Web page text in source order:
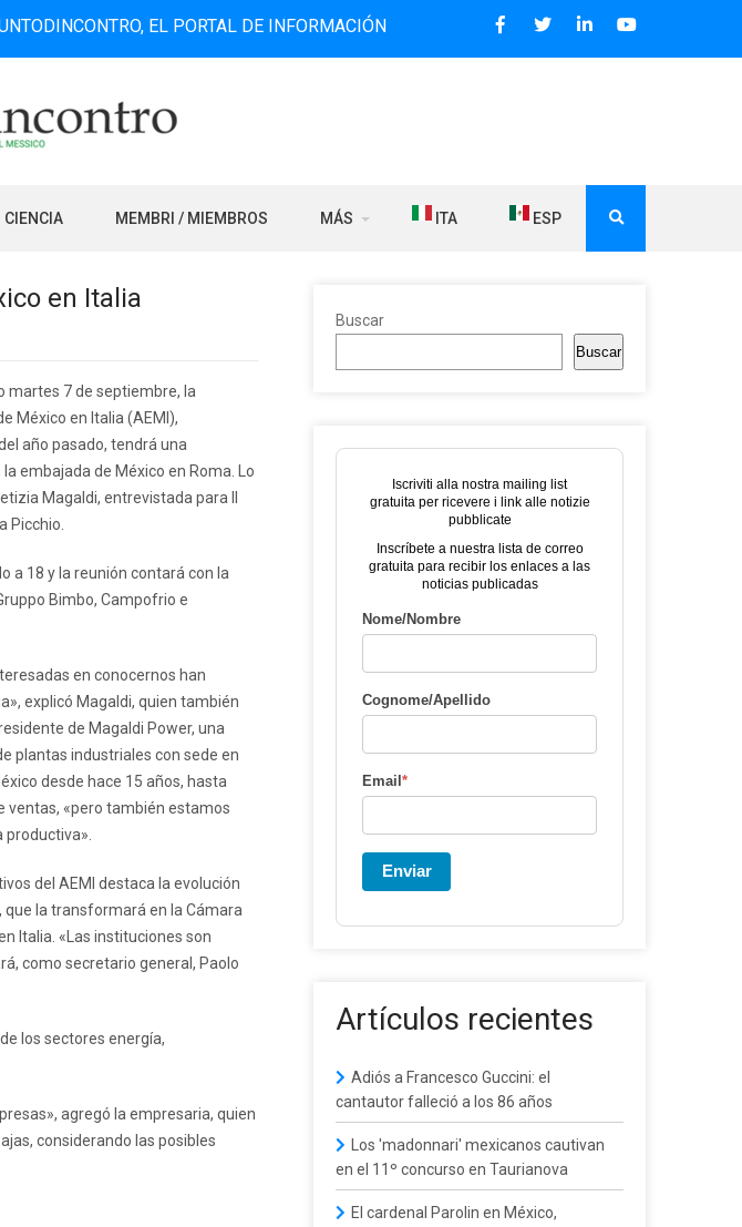
EL PORTAL DE INFORMACIÓN BILINGÜE QUE DESDE 2006 DIFUNDE NOTICIAS
CIENCIA MEMBRI / MIEMBROS MÁS ITA ESP
en Italia
martes 7 de septiembre, la
México en Italia (AEMI),
año pasado, tendrá una
embajada de México en Roma. Lo
Magaldi, entrevistada para Il
Picchio.
a 18 y la reunión contará con la
Bimbo, Campofrio e
en conocernos han
explicó Magaldi, quien también
de Magaldi Power, una
plantas industriales con sede en
desde hace 15 años, hasta
ventas, «pero también estamos
del AEMI destaca la evolución
que la transformará en la Cámara
Italia. «Las instituciones son
como secretario general, Paolo
los sectores energía,
agregó la empresaria, quien
considerando las posibles
Buscar
Buscar
Iscriviti alla nostra mailing list
gratuita per ricevere i link alle notizie
pubblicate
Inscríbete a nuestra lista de correo
gratuita para recibir los enlaces a las
noticias publicadas
Nome/Nombre
Cognome/Apellido
Email *
Enviar
Artículos recientes
Adiós a Francesco Guccini: el
cantautor falleció a los 86 años
Los 'madonnari' mexicanos cautivan
en el 11º concurso en Taurianova
El cardenal Parolin en México,